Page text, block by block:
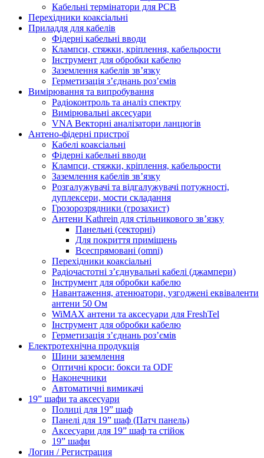
Кабельні термінатори для PCB
Перехідники коаксіальні
Приладдя для кабелів
Фідерні кабельні вводи
Клампси, стяжки, кріплення, кабельрости
Інструмент для обробки кабелю
Заземлення кабелів зв’язку
Герметизація з’єднань роз’ємів
Вимірювання та випробування
Радіоконтроль та аналіз спектру
Вимірювальні аксесуари
VNA Векторні аналізатори ланцюгів
Антено-фідерні пристрої
Кабелі коаксіальні
Фідерні кабельні вводи
Клампси, стяжки, кріплення, кабельрости
Заземлення кабелів зв’язку
Розгалужувачі та відгалужувачі потужності,
дуплексери, мости складання
Грозорозрядники (грозахист)
Антени Kathrein для стільникового зв’язку
Панельні (секторні)
Для покриття приміщень
Всеспрямовані (omni)
Перехідники коаксіальні
Радіочастотні з’єднувальні кабелі (джампери)
Інструмент для обробки кабелю
Навантаження, атенюатори, узгоджені еквіваленти
антени 50 Ом
WiMAX антени та аксесуари для FreshTel
Інструмент для обробки кабелю
Герметизація з’єднань роз’ємів
Електротехнічна продукція
Шини заземлення
Оптичні кроси: бокси та ODF
Наконечники
Автоматичні вимикачі
19” шафи та аксесуари
Полиці для 19” шаф
Панелі для 19” шаф (Патч панель)
Аксесуари для 19” шаф та стійок
19” шафи
Логин / Регистрация